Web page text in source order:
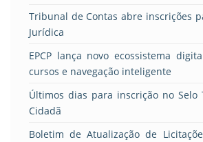
Tribunal de Contas abre inscrições
Jurídica
EPCP lança novo ecossistema
cursos e navegação inteligente
Últimos dias para inscrição no Selo
Cidadã
Boletim de Atualização de